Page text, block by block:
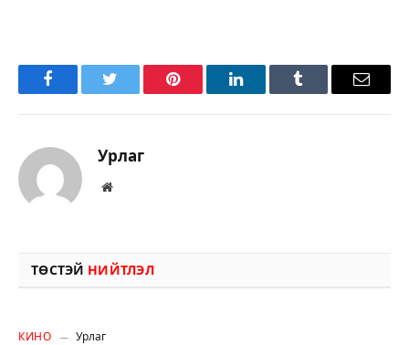
FacebookTwitter Pinterest LinkedInTumblr Имэйл
Урлаг
Вэбсайт
ТӨСТЭЙ НИЙТЛЭЛ
КИНО Урлаг